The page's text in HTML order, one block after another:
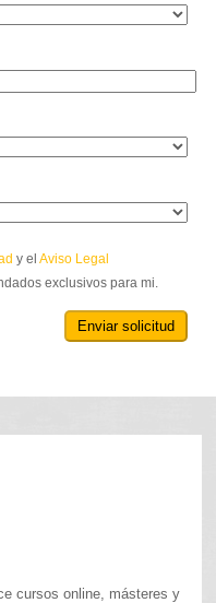
y el Aviso Legal
exclusivos para mi.
Enviar solicitud
cursos online, másteres y